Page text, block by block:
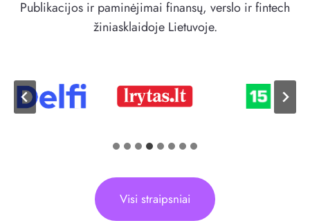
Publikacijos ir paminėjimai finansų, verslo ir fintech
žiniasklaidoje Lietuvoje.
Visi straipsniai